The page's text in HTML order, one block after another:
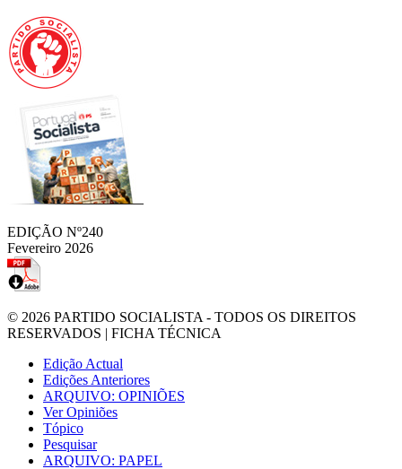
EDIÇÃO Nº240
Fevereiro 2026
© 2026 PARTIDO SOCIALISTA - TODOS OS DIREITOS
RESERVADOS | FICHA TÉCNICA
Edição Actual
Edições Anteriores
ARQUIVO: OPINIÕES
Ver Opiniões
Tópico
Pesquisar
ARQUIVO: PAPEL